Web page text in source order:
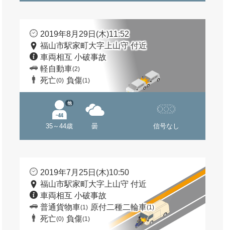
2019年8月29日(木)11:52
福山市駅家町大字上山守 付近
車両相互 小破事故
軽自動車(2)
死亡(0) 負傷(1)
35～44歳
他
曇 信号なし
2019年7月25日(木)10:50
福山市駅家町大字上山守 付近
車両相互 小破事故
普通貨物車(1) 原付二種二輪車(1)
死亡(0) 負傷(1)